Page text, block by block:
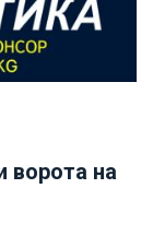
ворота на